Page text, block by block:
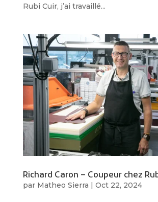
Rubi Cuir, j’ai travaillé...
Richard Caron – Coupeur chez
par Matheo Sierra | Oct 22, 2024